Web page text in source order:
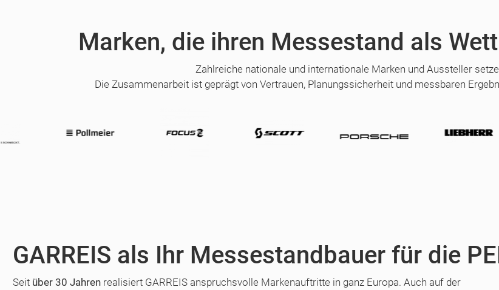
Marken, die ihren Messestand als
Zahlreiche nationale und internationale Marken und Aussteller
Die Zusammenarbeit ist geprägt von Vertrauen, Planungssicherheit und messbaren
GARREIS als Ihr Messestandbauer für die
Seit über 30 Jahren realisiert GARREIS anspruchsvolle Markenauftritte in ganz Europa. Auch auf der